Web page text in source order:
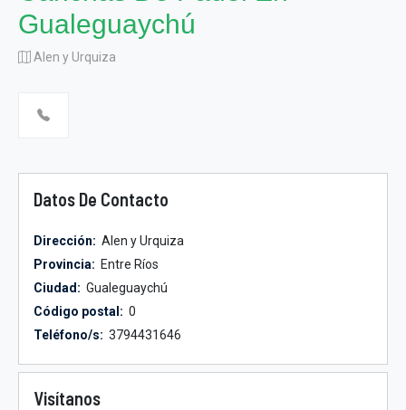
Gualeguaychú
Alen y Urquiza
Datos De Contacto
Dirección: Alen y Urquiza
Provincia: Entre Ríos
Ciudad: Gualeguaychú
Código postal: 0
Teléfono/s: 3794431646
Visítanos